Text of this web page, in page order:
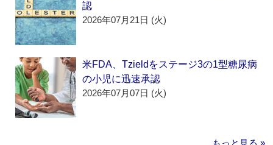
認
2026年07月21日 (火)
米FDA、Tzieldをステージ3の1型糖尿病
の小児に迅速承認
2026年07月07日 (火)